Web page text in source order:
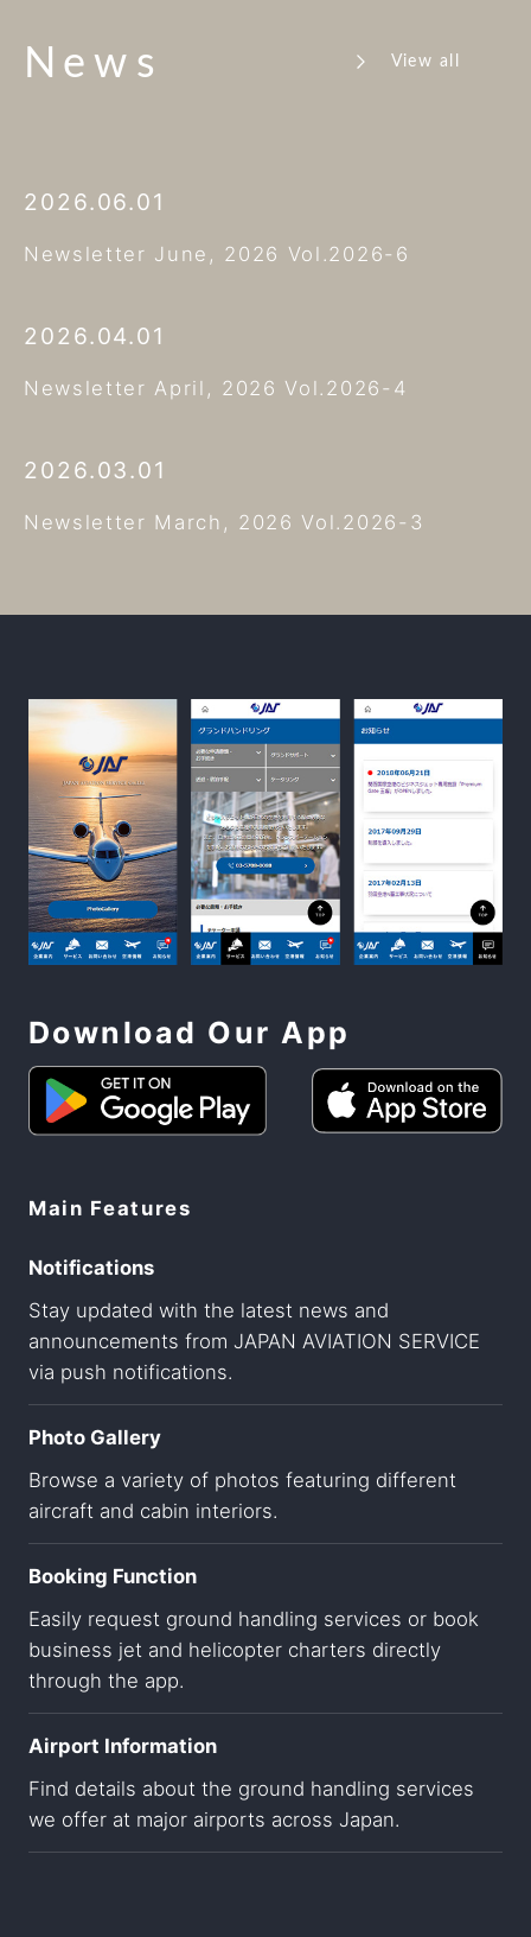
News View all
2026.06.01
Newsletter June, 2026 Vol.2026-6
2026.04.01
Newsletter April, 2026 Vol.2026-4
2026.03.01
Newsletter March, 2026 Vol.2026-3
Download Our App
Main Features
Notifications
Stay updated with the latest news and
announcements from JAPAN AVIATION SERVICE
via push notifications.
Photo Gallery
Browse a variety of photos featuring different
aircraft and cabin interiors.
Booking Function
Easily request ground handling services or book
business jet and helicopter charters directly
through the app.
Airport Information
Find details about the ground handling services
we offer at major airports across Japan.